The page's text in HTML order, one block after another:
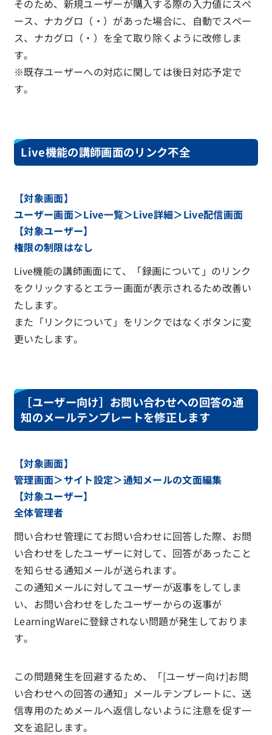
そのため、新規ユーザーが購入する際の入力値にスペ
ース、ナカグロ（・）があった場合に、自動でスペー
ス、ナカグロ（・）を全て取り除くように改修しま
す。
※既存ユーザーへの対応に関しては後日対応予定で
す。
Live機能の講師画面のリンク不全
【対象画面】
ユーザー画面＞Live一覧＞Live詳細＞Live配信画面
【対象ユーザー】
権限の制限はなし
Live機能の講師画面にて、「録画について」のリンク
をクリックするとエラー画面が表示されるため改善い
たします。
また「リンクについて」をリンクではなくボタンに変
更いたします。
［ユーザー向け］お問い合わせへの回答の通
知のメールテンプレートを修正します
【対象画面】
管理画面＞サイト設定＞通知メールの文面編集
【対象ユーザー】
全体管理者
問い合わせ管理にてお問い合わせに回答した際、お問
い合わせをしたユーザーに対して、回答があったこと
を知らせる通知メールが送られます。
この通知メールに対してユーザーが返事をしてしま
い、お問い合わせをしたユーザーからの返事が
LearningWareに登録されない問題が発生しておりま
す。
この問題発生を回避するため、「[ユーザー向け]お問
い合わせへの回答の通知」メールテンプレートに、送
信専用のためメールへ返信しないように注意を促す一
文を追記します。